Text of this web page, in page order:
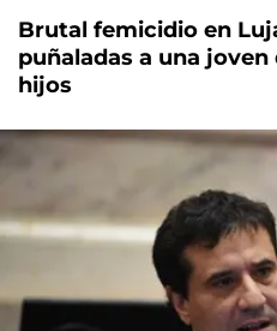
Brutal femicidio en
puñaladas a una
hijos